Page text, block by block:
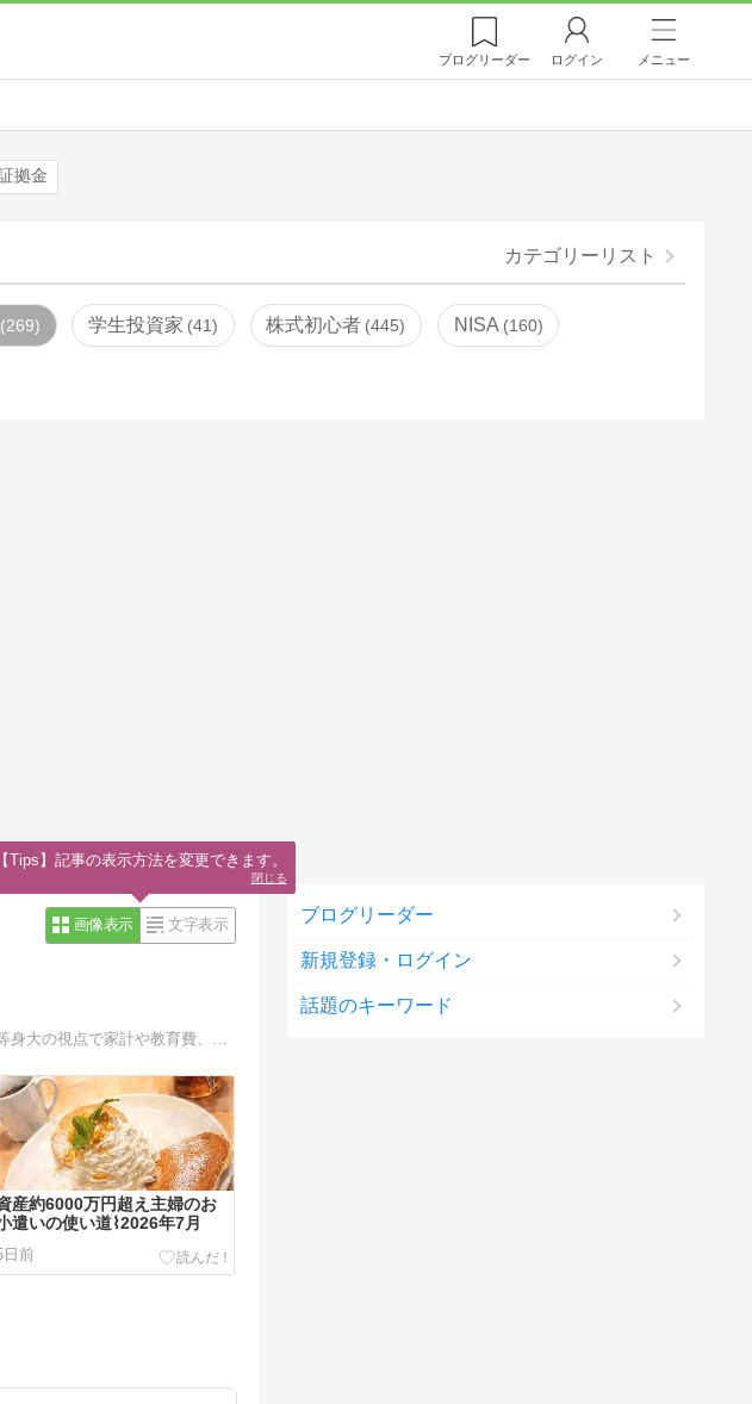
ブログリーダー ログイン メニュー
拠金
カテゴリーリスト
269 学生投資家 41 株式初心者 445 NISA 160
画像表示 文字表示
産約6000万円超え主婦のお
遣いの使い道⌇2026年7月
日前
ブログリーダー
新規登録・ログイン
話題のキーワード
【Tips】記事の表示方法を変更できます。
閉じる